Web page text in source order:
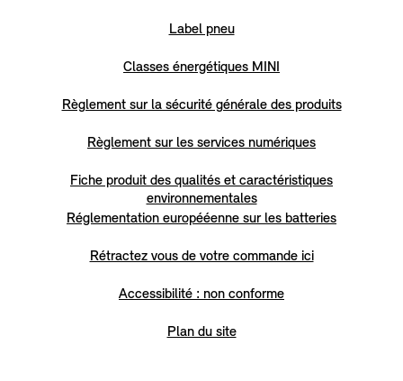
Label pneu
Classes énergétiques MINI
Règlement sur la sécurité générale des produits
Règlement sur les services numériques
Fiche produit des qualités et caractéristiques
environnementales
Réglementation europééenne sur les batteries
Rétractez vous de votre commande ici
Accessibilité : non conforme
Plan du site